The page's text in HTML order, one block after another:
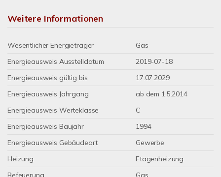
Weitere Informationen
Wesentlicher Energieträger
Gas
Energieausweis Ausstelldatum
2019-07-18
Energieausweis gültig bis
17.07.2029
Energieausweis Jahrgang
ab dem 1.5.2014
Energieausweis Werteklasse
C
Energieausweis Baujahr
1994
Energieausweis Gebäudeart
Gewerbe
Heizung
Etagenheizung
Befeuerung
Gas